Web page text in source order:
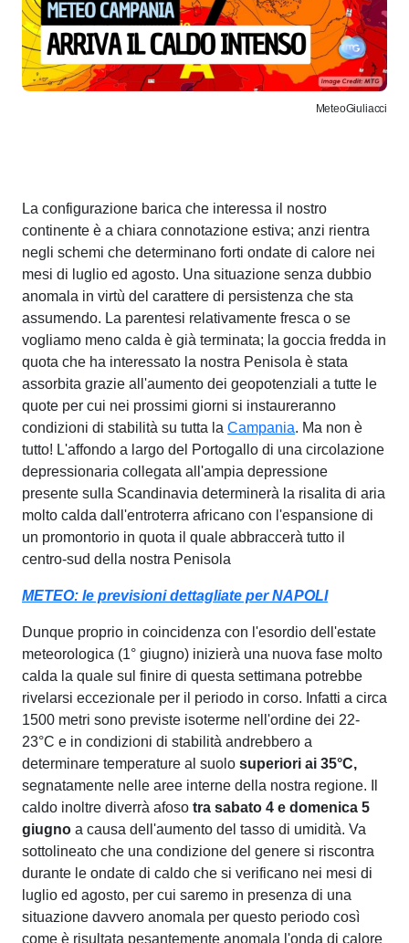
MeteoGiuliacci
La configurazione barica che interessa il nostro
continente è a chiara connotazione estiva; anzi rientra
negli schemi che determinano forti ondate di calore nei
mesi di luglio ed agosto. Una situazione senza dubbio
anomala in virtù del carattere di persistenza che sta
assumendo. La parentesi relativamente fresca o se
vogliamo meno calda è già terminata; la goccia fredda in
quota che ha interessato la nostra Penisola è stata
assorbita grazie all'aumento dei geopotenziali a tutte le
quote per cui nei prossimi giorni si instaureranno
condizioni di stabilità su tutta la Campania. Ma non è
tutto! L'affondo a largo del Portogallo di una circolazione
depressionaria collegata all'ampia depressione
presente sulla Scandinavia determinerà la risalita di aria
molto calda dall'entroterra africano con l'espansione di
un promontorio in quota il quale abbraccerà tutto il
centro-sud della nostra Penisola
METEO: le previsioni dettagliate per NAPOLI
Dunque proprio in coincidenza con l'esordio dell'estate
meteorologica (1° giugno) inizierà una nuova fase molto
calda la quale sul finire di questa settimana potrebbe
rivelarsi eccezionale per il periodo in corso. Infatti a circa
1500 metri sono previste isoterme nell'ordine dei 22-
23°C e in condizioni di stabilità andrebbero a
determinare temperature al suolo superiori ai 35°C,
segnatamente nelle aree interne della nostra regione. Il
caldo inoltre diverrà afoso tra sabato 4 e domenica 5
giugno a causa dell'aumento del tasso di umidità. Va
sottolineato che una condizione del genere si riscontra
durante le ondate di caldo che si verificano nei mesi di
luglio ed agosto, per cui saremo in presenza di una
situazione davvero anomala per questo periodo così
come è risultata pesantemente anomala l'onda di calore